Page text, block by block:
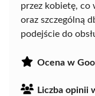
przez kobietę, co
oraz szczególną
podejście do
Ocena w
Liczba opinii